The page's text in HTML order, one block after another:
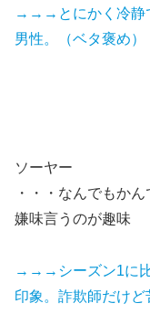
→→→とにかく冷静
男性。（ベタ褒め）
ソーヤー
・・・なんでもか
嫌味言うのが趣味
→→→シーズン1に比
印象。詐欺師だけ